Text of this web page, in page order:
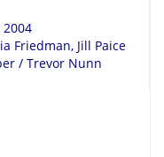
Friedman, Jill Paice
/ Trevor Nunn